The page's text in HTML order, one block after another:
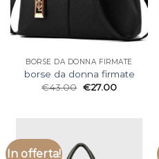
BORSE DA DONNA FIRMATE
borse da donna firmate
€43.00 €27.00
In offerta!